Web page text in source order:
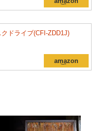
クドライブ(CFI-ZDD1J)